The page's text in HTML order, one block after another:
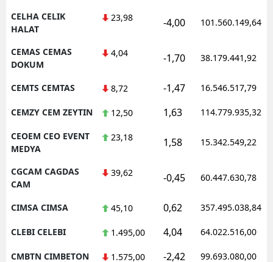
CELHA CELIK
HALAT
23,98 -4,00 101.560.149,64
CEMAS CEMAS
DOKUM
4,04 -1,70 38.179.441,92
CEMTS CEMTAS 8,72 -1,47 16.546.517,79
CEMZY CEM ZEYTIN 12,50 1,63 114.779.935,32
CEOEM CEO EVENT
MEDYA
23,18 1,58 15.342.549,22
CGCAM CAGDAS
CAM
39,62 -0,45 60.447.630,78
CIMSA CIMSA 45,10 0,62 357.495.038,84
CLEBI CELEBI 1.495,00 4,04 64.022.516,00
CMBTN CIMBETON 1.575,00 -2,42 99.693.080,00